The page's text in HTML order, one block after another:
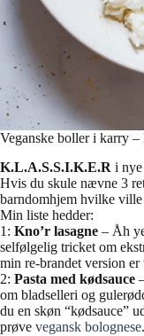
Veganske boller i karry –
K.L.A.S.S.I.K.E.R i
Hvis du skule nævne 3
barndomhjem hvilke
Min liste hedder:
1: Kno’r lasagne – Åh
selfølgelig tricket om
min re-brandet version er
2: Pasta med kødsauce
om bladselleri og
du en skøn “kødsauce”
prøve vegansk bolognese.